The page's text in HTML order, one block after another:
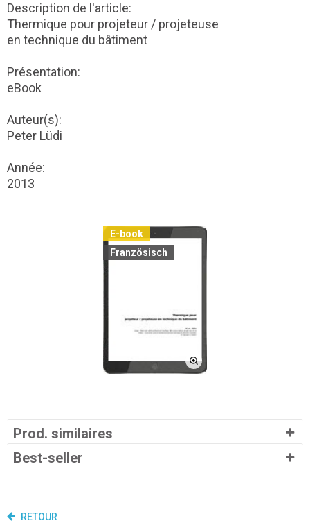
Description de l'article:
Thermique pour projeteur / projeteuse
en technique du bâtiment
Présentation:
eBook
Auteur(s):
Peter Lüdi
Année:
2013
E-book
Französisch
Prod. similaires
Best-seller
RETOUR